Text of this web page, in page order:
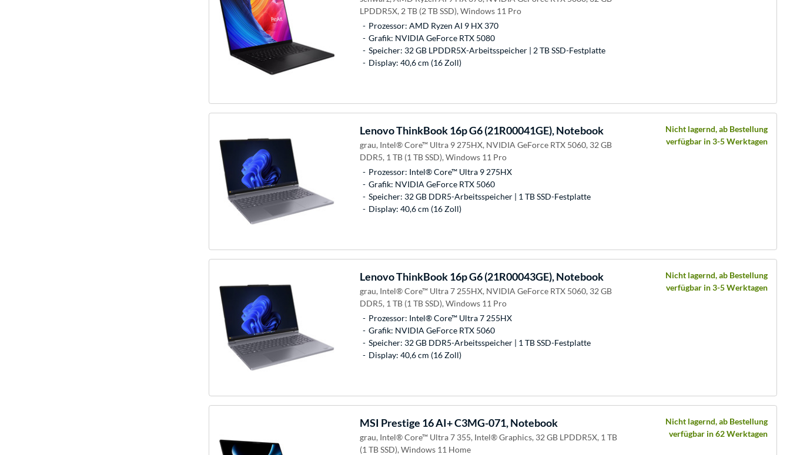
LPDDR5X, 2 TB (2 TB SSD), Windows 11 Pro
Prozessor: AMD Ryzen AI 9 HX 370
Grafik: NVIDIA GeForce RTX 5080
Speicher: 32 GB LPDDR5X-Arbeitsspeicher | 2 TB SSD-Festplatte
Display: 40,6 cm (16 Zoll)
LenovoThinkBook 16p G6 (21R00041GE), Notebook
grau, Intel® Core™ Ultra 9 275HX, NVIDIA GeForce RTX 5060, 32 GB
DDR5, 1 TB (1 TB SSD), Windows 11 Pro
Prozessor: Intel® Core™ Ultra 9 275HX
Grafik: NVIDIA GeForce RTX 5060
Speicher: 32 GB DDR5-Arbeitsspeicher | 1 TB SSD-Festplatte
Display: 40,6 cm (16 Zoll)
Nicht lagernd, ab Bestellung
verfügbar in 3-5 Werktagen
LenovoThinkBook 16p G6 (21R00043GE), Notebook
grau, Intel® Core™ Ultra 7 255HX, NVIDIA GeForce RTX 5060, 32 GB
DDR5, 1 TB (1 TB SSD), Windows 11 Pro
Prozessor: Intel® Core™ Ultra 7 255HX
Grafik: NVIDIA GeForce RTX 5060
Speicher: 32 GB DDR5-Arbeitsspeicher | 1 TB SSD-Festplatte
Display: 40,6 cm (16 Zoll)
Nicht lagernd, ab Bestellung
verfügbar in 3-5 Werktagen
MSI Prestige 16 AI+ C3MG-071, Notebook
grau, Intel® Core™ Ultra 7 355, Intel® Graphics, 32 GB LPDDR5X, 1 TB
(1 TB SSD), Windows 11 Home
Nicht lagernd, ab Bestellung
verfügbar in 62 Werktagen